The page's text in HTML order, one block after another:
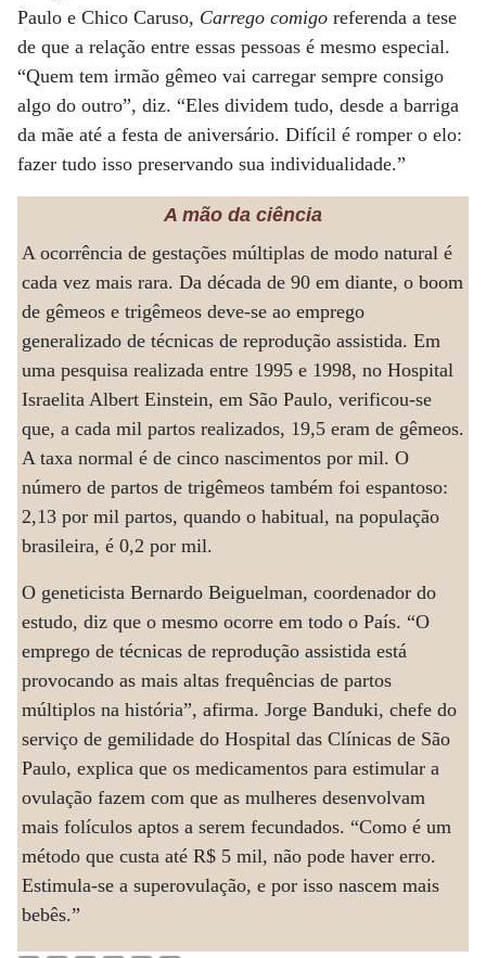
Paulo e Chico Caruso, Carrego comigo referenda a tese
de que a relação entre essas pessoas é mesmo especial.
“Quem tem irmão gêmeo vai carregar sempre consigo
algo do outro”, diz. “Eles dividem tudo, desde a barriga
da mãe até a festa de aniversário. Difícil é romper o elo:
fazer tudo isso preservando sua individualidade.”
A mão da ciência
A ocorrência de gestações múltiplas de modo natural é
cada vez mais rara. Da década de 90 em diante, o boom
de gêmeos e trigêmeos deve-se ao emprego
generalizado de técnicas de reprodução assistida. Em
uma pesquisa realizada entre 1995 e 1998, no Hospital
Israelita Albert Einstein, em São Paulo, verificou-se
que, a cada mil partos realizados, 19,5 eram de gêmeos.
A taxa normal é de cinco nascimentos por mil. O
número de partos de trigêmeos também foi espantoso:
2,13 por mil partos, quando o habitual, na população
brasileira, é 0,2 por mil.
O geneticista Bernardo Beiguelman, coordenador do
estudo, diz que o mesmo ocorre em todo o País. “O
emprego de técnicas de reprodução assistida está
provocando as mais altas frequências de partos
múltiplos na história”, afirma. Jorge Banduki, chefe do
serviço de gemilidade do Hospital das Clínicas de São
Paulo, explica que os medicamentos para estimular a
ovulação fazem com que as mulheres desenvolvam
mais folículos aptos a serem fecundados. “Como é um
método que custa até R$ 5 mil, não pode haver erro.
Estimula-se a superovulação, e por isso nascem mais
bebês.”